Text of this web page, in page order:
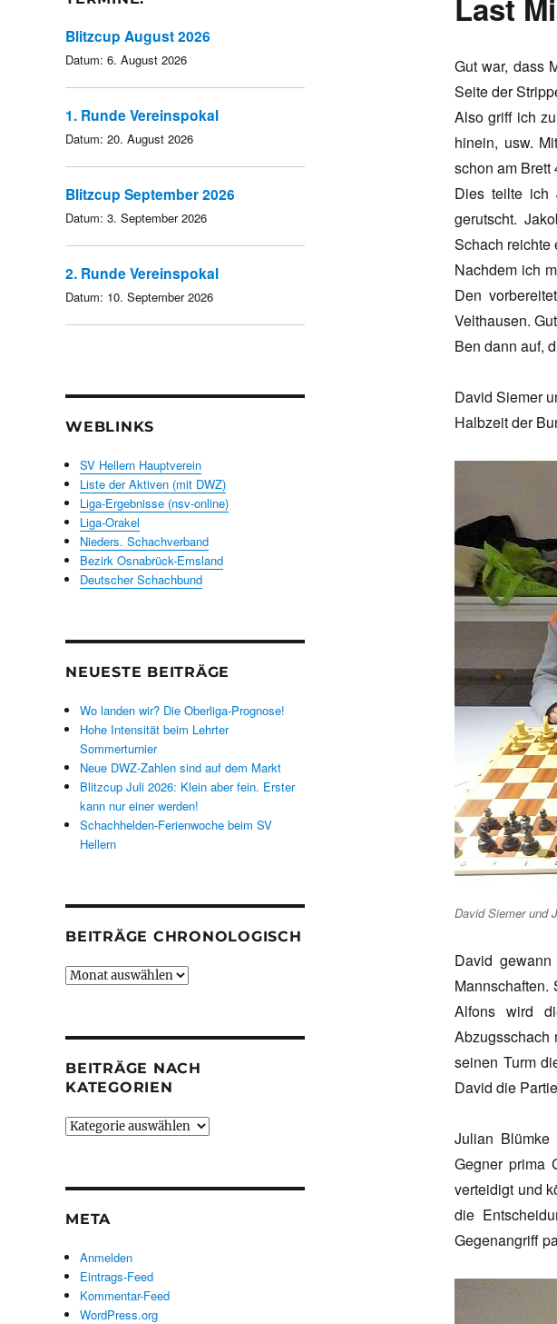
Last
Gut war, dass
Seite der
Also griff ich
hinein, usw.
schon am Brett
Dies teilte ich
gerutscht.
Schach reichte
Nachdem ich
Den
Velthausen.
Ben dann auf,
David Siemer
Halbzeit der
David Siemer und
David
Alfons wird
Abzugsschach
seinen Turm
David die
Julian Blümke
Gegner prima
verteidigt und
die
Gegenangriff
Blitzcup August 2026
Datum: 6. August 2026
1. Runde Vereinspokal
Datum: 20. August 2026
Blitzcup September 2026
Datum: 3. September 2026
2. Runde Vereinspokal
Datum: 10. September 2026
WEBLINKS
SV Hellern Hauptverein
Liste der Aktiven (mit DWZ)
Liga-Ergebnisse (nsv-online)
Liga-Orakel
Nieders. Schachverband
Bezirk Osnabrück-Emsland
Deutscher Schachbund
NEUESTE BEITRÄGE
Wo landen wir? Die Oberliga-Prognose!
Hohe Intensität beim Lehrter
Sommerturnier
Neue DWZ-Zahlen sind auf dem Markt
Blitzcup Juli 2026: Klein aber fein. Erster
kann nur einer werden!
Schachhelden-Ferienwoche beim SV
Hellern
BEITRÄGE CHRONOLOGISCH
Beiträge
BEITRÄGE NACH
KATEGORIEN
Beiträge
META
Anmelden
Eintrags-Feed
Kommentar-Feed
WordPress.org